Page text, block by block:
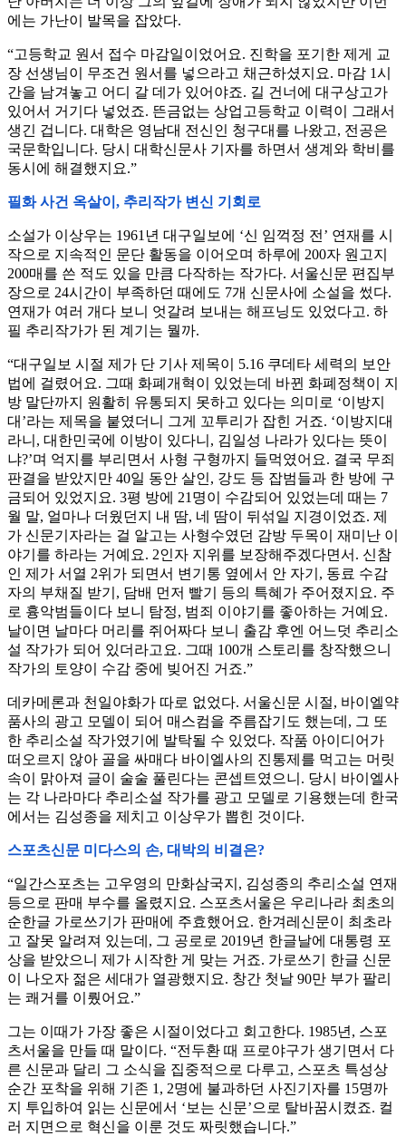
에는 가난이 발목을 잡았다.
“고등학교 원서 접수 마감일이었어요. 진학을 포기한 제게 교
장 선생님이 무조건 원서를 넣으라고 채근하셨지요. 마감 1시
간을 남겨놓고 어디 갈 데가 있어야죠. 길 건너에 대구상고가
있어서 거기다 넣었죠. 뜬금없는 상업고등학교 이력이 그래서
생긴 겁니다. 대학은 영남대 전신인 청구대를 나왔고, 전공은
국문학입니다. 당시 대학신문사 기자를 하면서 생계와 학비를
동시에 해결했지요.”
필화 사건 옥살이, 추리작가 변신 기회로
소설가 이상우는 1961년 대구일보에 ‘신 임꺽정 전’ 연재를 시
작으로 지속적인 문단 활동을 이어오며 하루에 200자 원고지
200매를 쓴 적도 있을 만큼 다작하는 작가다. 서울신문 편집부
장으로 24시간이 부족하던 때에도 7개 신문사에 소설을 썼다.
연재가 여러 개다 보니 엇갈려 보내는 해프닝도 있었다고. 하
필 추리작가가 된 계기는 뭘까.
“대구일보 시절 제가 단 기사 제목이 5.16 쿠데타 세력의 보안
법에 걸렸어요. 그때 화폐개혁이 있었는데 바뀐 화폐정책이 지
방 말단까지 원활히 유통되지 못하고 있다는 의미로 ‘이방지
대’라는 제목을 붙였더니 그게 꼬투리가 잡힌 거죠. ‘이방지대
라니, 대한민국에 이방이 있다니, 김일성 나라가 있다는 뜻이
냐?’며 억지를 부리면서 사형 구형까지 들먹였어요. 결국 무죄
판결을 받았지만 40일 동안 살인, 강도 등 잡범들과 한 방에 구
금되어 있었지요. 3평 방에 21명이 수감되어 있었는데 때는 7
월 말, 얼마나 더웠던지 내 땀, 네 땀이 뒤섞일 지경이었죠. 제
가 신문기자라는 걸 알고는 사형수였던 감방 두목이 재미난 이
야기를 하라는 거예요. 2인자 지위를 보장해주겠다면서. 신참
인 제가 서열 2위가 되면서 변기통 옆에서 안 자기, 동료 수감
자의 부채질 받기, 담배 먼저 빨기 등의 특혜가 주어졌지요. 주
로 흉악범들이다 보니 탐정, 범죄 이야기를 좋아하는 거예요.
날이면 날마다 머리를 쥐어짜다 보니 출감 후엔 어느덧 추리소
설 작가가 되어 있더라고요. 그때 100개 스토리를 창작했으니
작가의 토양이 수감 중에 빚어진 거죠.”
데카메론과 천일야화가 따로 없었다. 서울신문 시절, 바이엘약
품사의 광고 모델이 되어 매스컴을 주름잡기도 했는데, 그 또
한 추리소설 작가였기에 발탁될 수 있었다. 작품 아이디어가
떠오르지 않아 골을 싸매다 바이엘사의 진통제를 먹고는 머릿
속이 맑아져 글이 술술 풀린다는 콘셉트였으니. 당시 바이엘사
는 각 나라마다 추리소설 작가를 광고 모델로 기용했는데 한국
에서는 김성종을 제치고 이상우가 뽑힌 것이다.
스포츠신문 미다스의 손, 대박의 비결은?
“일간스포츠는 고우영의 만화삼국지, 김성종의 추리소설 연재
등으로 판매 부수를 올렸지요. 스포츠서울은 우리나라 최초의
순한글 가로쓰기가 판매에 주효했어요. 한겨레신문이 최초라
고 잘못 알려져 있는데, 그 공로로 2019년 한글날에 대통령 포
상을 받았으니 제가 시작한 게 맞는 거죠. 가로쓰기 한글 신문
이 나오자 젊은 세대가 열광했지요. 창간 첫날 90만 부가 팔리
는 쾌거를 이뤘어요.”
그는 이때가 가장 좋은 시절이었다고 회고한다. 1985년, 스포
츠서울을 만들 때 말이다. “전두환 때 프로야구가 생기면서 다
른 신문과 달리 그 소식을 집중적으로 다루고, 스포츠 특성상
순간 포착을 위해 기존 1, 2명에 불과하던 사진기자를 15명까
지 투입하여 읽는 신문에서 ‘보는 신문’으로 탈바꿈시켰죠. 컬
러 지면으로 혁신을 이룬 것도 짜릿했습니다.”